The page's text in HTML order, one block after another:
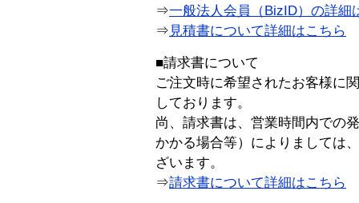
⇒一般法人会員（BizID）の詳細
⇒ 見積書について詳細はこちら
■請求書について
ご注文時に希望されたお客様に
しております。
尚、請求書は、営業時間内での
かかる場合等）によりましては
ざいます。
⇒請求書について詳細はこちら